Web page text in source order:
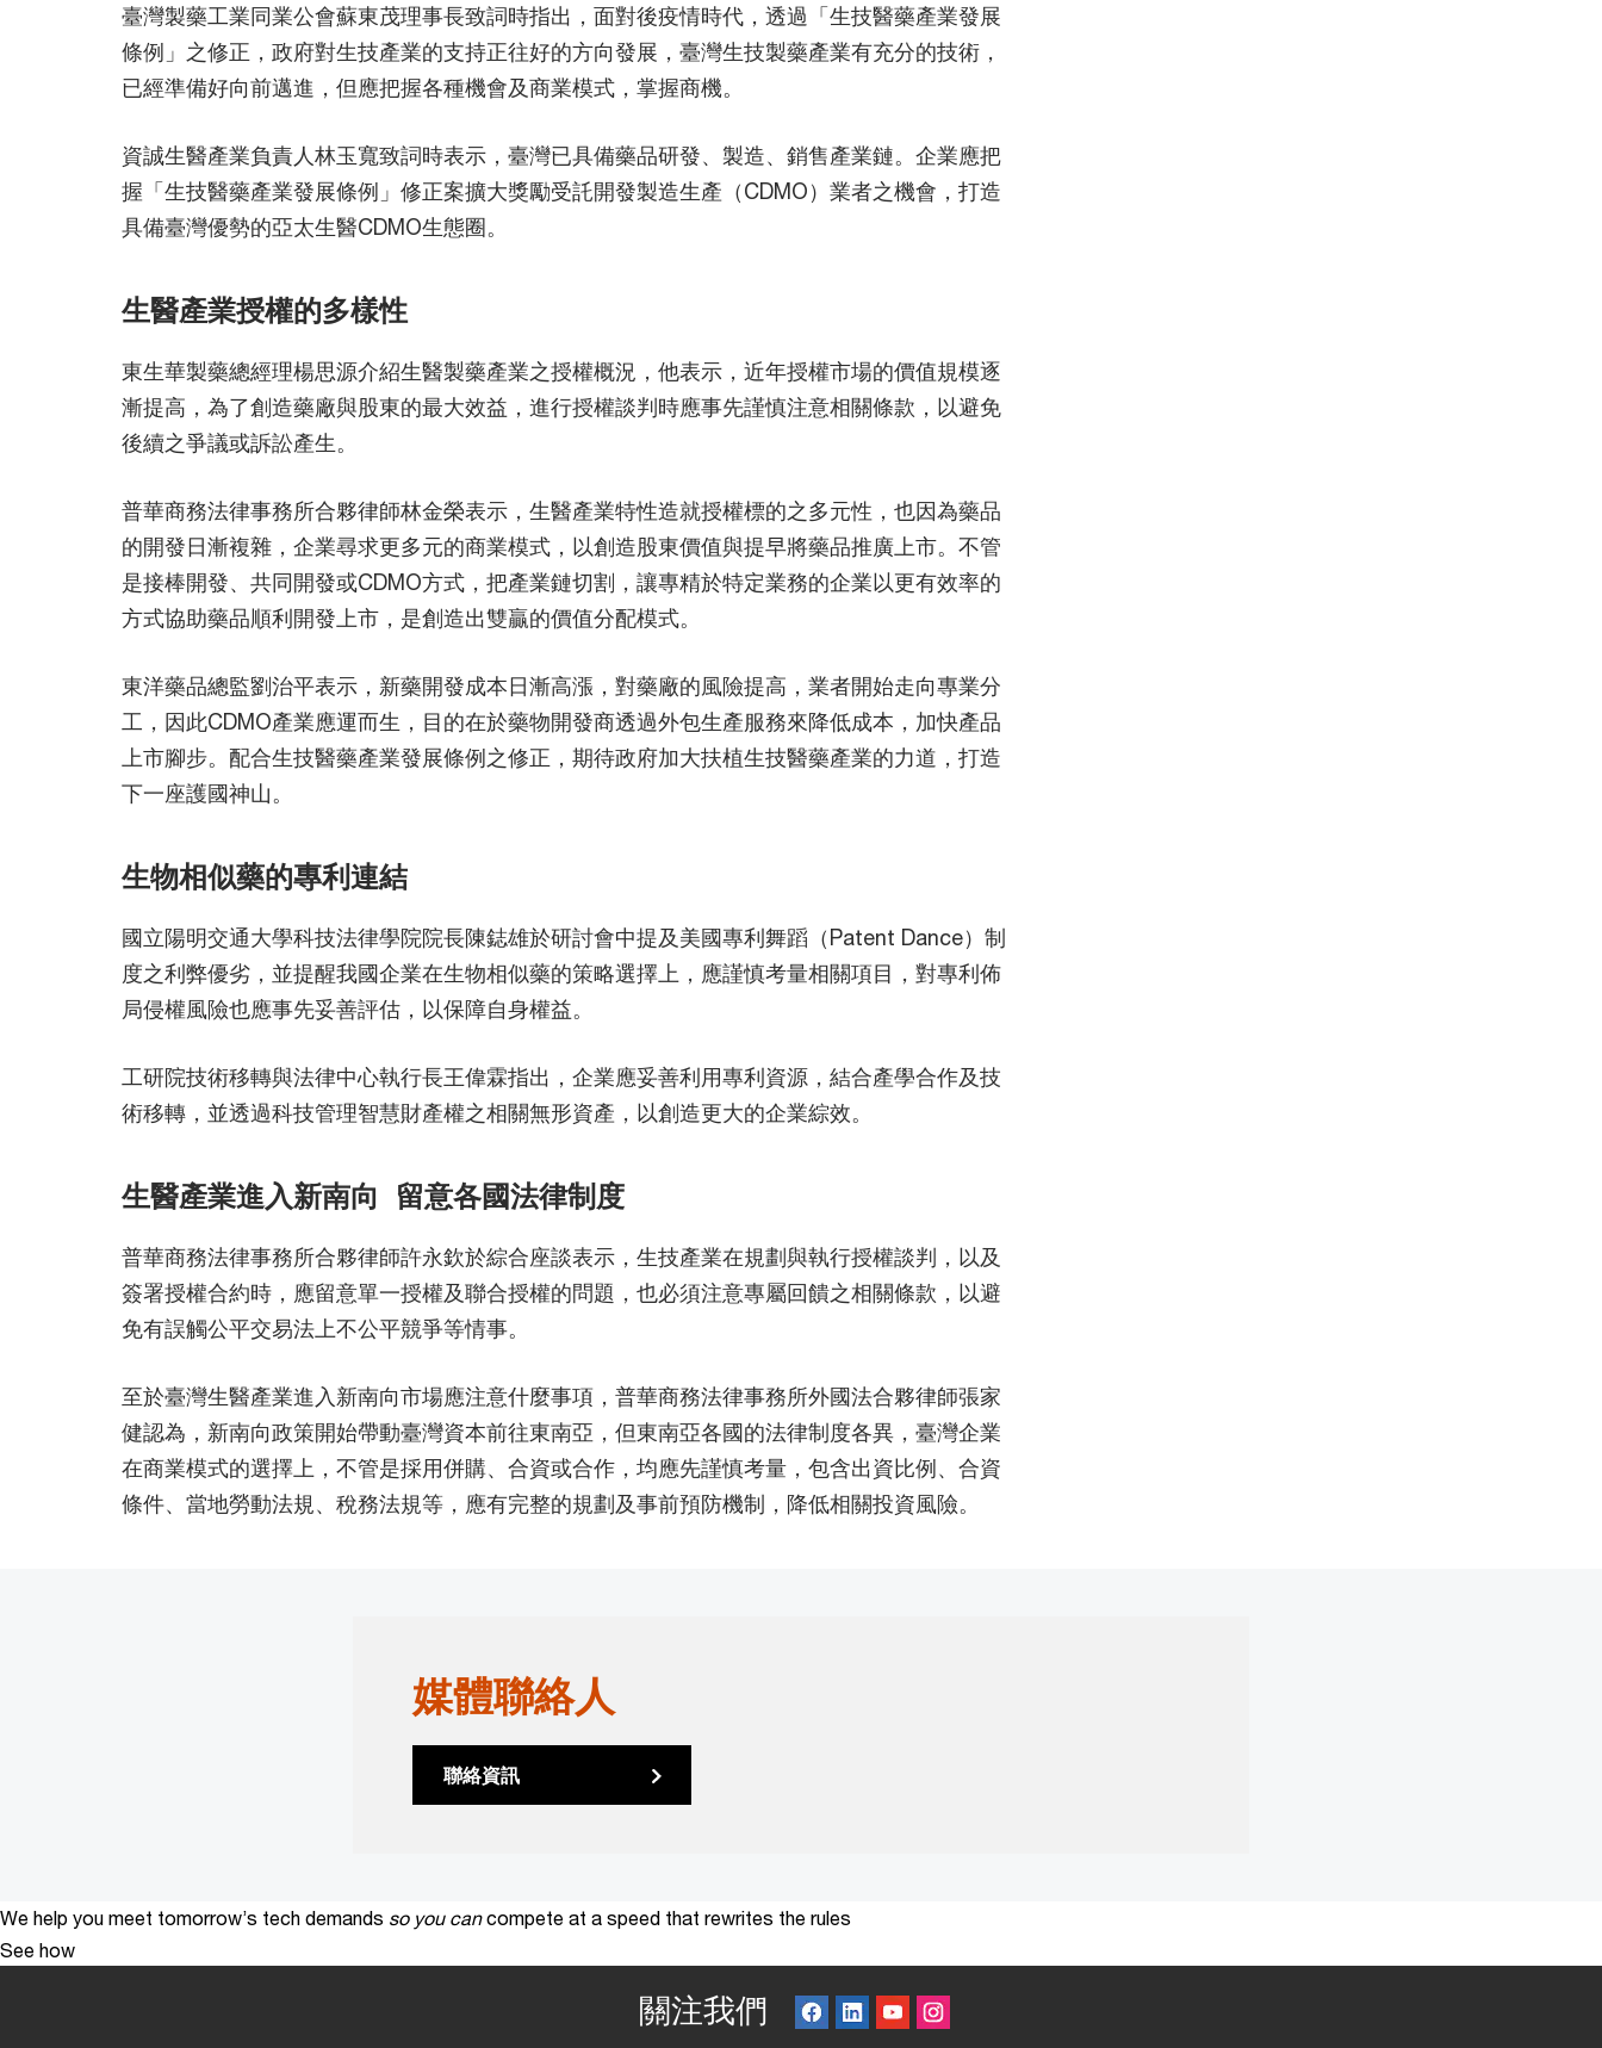
臺灣製藥工業同業公會蘇東茂理事長致詞時指出，面對後疫情時代，透過「生技醫藥產業發展
條例」之修正，政府對生技產業的支持正往好的方向發展，臺灣生技製藥產業有充分的技術，
已經準備好向前邁進，但應把握各種機會及商業模式，掌握商機。
資誠生醫產業負責人林玉寬致詞時表示，臺灣已具備藥品研發、製造、銷售產業鏈。企業應把
握「生技醫藥產業發展條例」修正案擴大獎勵受託開發製造生產（CDMO）業者之機會，打造
具備臺灣優勢的亞太生醫CDMO生態圈。
生醫產業授權的多樣性
東生華製藥總經理楊思源介紹生醫製藥產業之授權概況，他表示，近年授權市場的價值規模逐
漸提高，為了創造藥廠與股東的最大效益，進行授權談判時應事先謹慎注意相關條款，以避免
後續之爭議或訴訟產生。
普華商務法律事務所合夥律師林金榮表示，生醫產業特性造就授權標的之多元性，也因為藥品
的開發日漸複雜，企業尋求更多元的商業模式，以創造股東價值與提早將藥品推廣上市。不管
是接棒開發、共同開發或CDMO方式，把產業鏈切割，讓專精於特定業務的企業以更有效率的
方式協助藥品順利開發上市，是創造出雙贏的價值分配模式。
東洋藥品總監劉治平表示，新藥開發成本日漸高漲，對藥廠的風險提高，業者開始走向專業分
工，因此CDMO產業應運而生，目的在於藥物開發商透過外包生產服務來降低成本，加快產品
上市腳步。配合生技醫藥產業發展條例之修正，期待政府加大扶植生技醫藥產業的力道，打造
下一座護國神山。
生物相似藥的專利連結
國立陽明交通大學科技法律學院院長陳鋕雄於研討會中提及美國專利舞蹈（Patent Dance）制
度之利弊優劣，並提醒我國企業在生物相似藥的策略選擇上，應謹慎考量相關項目，對專利佈
局侵權風險也應事先妥善評估，以保障自身權益。
工研院技術移轉與法律中心執行長王偉霖指出，企業應妥善利用專利資源，結合產學合作及技
術移轉，並透過科技管理智慧財產權之相關無形資產，以創造更大的企業綜效。
生醫產業進入新南向 留意各國法律制度
普華商務法律事務所合夥律師許永欽於綜合座談表示，生技產業在規劃與執行授權談判，以及
簽署授權合約時，應留意單一授權及聯合授權的問題，也必須注意專屬回饋之相關條款，以避
免有誤觸公平交易法上不公平競爭等情事。
至於臺灣生醫產業進入新南向市場應注意什麼事項，普華商務法律事務所外國法合夥律師張家
健認為，新南向政策開始帶動臺灣資本前往東南亞，但東南亞各國的法律制度各異，臺灣企業
在商業模式的選擇上，不管是採用併購、合資或合作，均應先謹慎考量，包含出資比例、合資
條件、當地勞動法規、稅務法規等，應有完整的規劃及事前預防機制，降低相關投資風險。
媒體聯絡人
聯絡資訊
We help you meet tomorrow’s tech demands so you can compete at a speed that rewrites the rules
See how
關注我們